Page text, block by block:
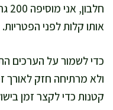
אותו קלות לפני הפטריות.
כדי לשמור על הערכים
ולא מרתיחה חזק לאורך
קטנות כדי לקצר זמן